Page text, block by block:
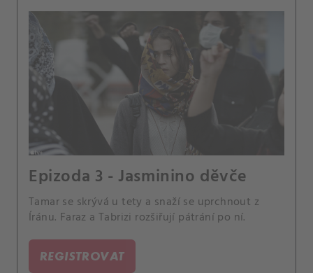
Epizoda 3 - Jasminino děvče
Tamar se skrývá u tety a snaží se uprchnout z
Íránu. Faraz a Tabrizi rozšiřují pátrání po ní.
REGISTROVAT